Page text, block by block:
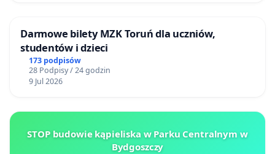
Darmowe bilety MZK Toruń dla uczniów,
studentów i dzieci
173 podpisów
28 Podpisy / 24 godzin
9 Jul 2026
STOP budowie kąpieliska w Parku Centralnym w
Bydgoszczy